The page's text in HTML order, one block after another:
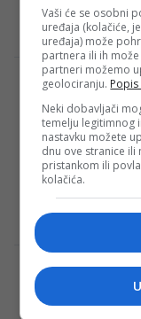
Redakcija
Petar
za
Vaši će se osobni
uređaja (kolačiće,
uređaja) može
partnera ili ih
partneri možemo
geolociranju.
Neki dobavljači
temelju legitimnog
nastavku možete
dnu ove stranice ili
pristankom ili
kolačića.